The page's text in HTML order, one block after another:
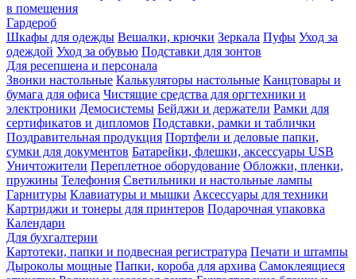
в помещения
Гардероб
Шкафы для одежды Вешалки, крючки Зеркала Пуфы Уход за
одеждой Уход за обувью Подставки для зонтов
Для ресепшена и персонала
Звонки настольные Калькуляторы настольные Канцтовары и
бумага для офиса Чистящие средства для оргтехники и
электроники Демосистемы Бейджи и держатели Рамки для
сертификатов и дипломов Подставки, рамки и таблички
Поздравительная продукция Портфели и деловые папки,
сумки для документов Батарейки, флешки, аксессуары USB
Уничтожители Переплетное оборудование Обложки, пленки,
пружины Телефония Светильники и настольные лампы
Гарнитуры Клавиатуры и мышки Аксессуары для техники
Картриджи и тонеры для принтеров Подарочная упаковка
Календари
Для бухгалтерии
Картотеки, папки и подвесная регистратура Печати и штампы
Дыроколы мощные Папки, короба для архива Самоклеящиеся